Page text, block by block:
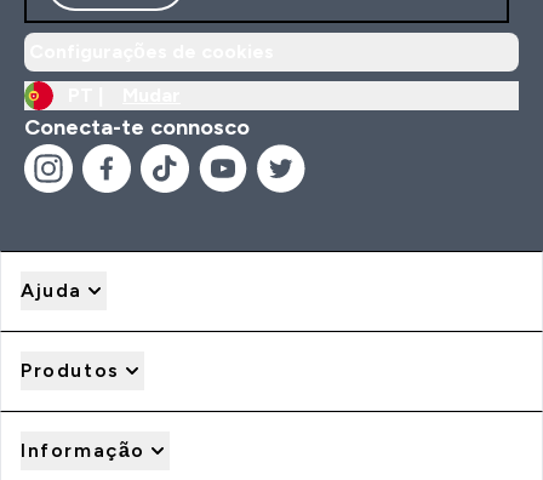
Conecta-te connosco
Ajuda
Produtos
Informação